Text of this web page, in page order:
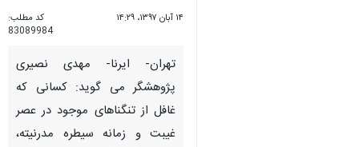
۱۴ آبان ۱۳۹۷، ۱۴:۲۹
کد مطلب:
83089984
تهران- ایرنا- مهدی نصیری
پژوهشگر می گوید: كسانی كه
غافل از تنگناهای موجود در عصر
غیبت و زمانه سیطره مدرنیته،